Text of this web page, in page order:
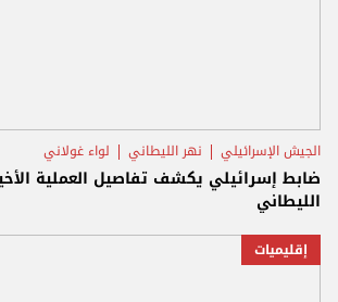
الجيش الإسرائيلي نهر الليطاني لواء غولاني
ضابط إسرائيلي يكشف تفاصيل العملية
الليطاني
إقليميات